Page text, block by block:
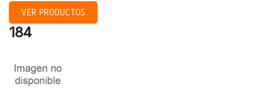
VER PRODUCTOS
184